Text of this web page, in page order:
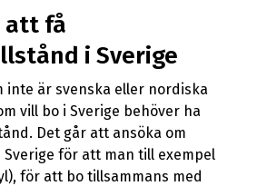
att få
i Sverige
inte är svenska eller nordiska
vill bo i Sverige behöver ha
Det går att ansöka om
för att man till exempel
för att bo tillsammans med